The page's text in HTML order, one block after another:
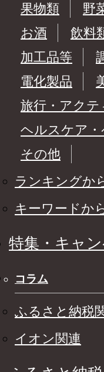
果物類
野
お酒
飲料
加工品等
電化製品
旅行・アクテ
ヘルスケア・
その他
ランキングか
キーワードか
特集・キャ
コラム
ふるさと納税
イオン関連